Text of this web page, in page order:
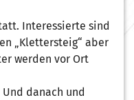
Interessierte sind
„Klettersteig“ aber
werden vor Ort
Und danach und